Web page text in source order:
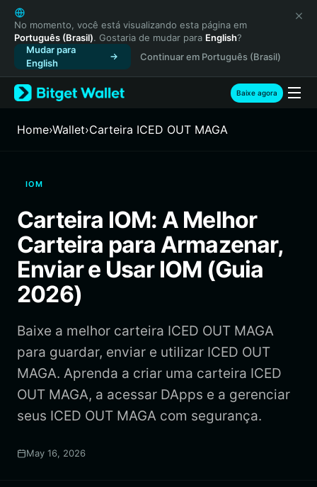
English
日本語
Tiếng Việt
Русский
Español (Latinoamérica)
Türkçe
Français
繁體中文
Bahasa Indonesia
ภาษาไทย
हिन्दी
Español
Português (Brasil)
No momento, você está visualizando esta página em
Português (Brasil). Gostaria de mudar para English?
Mudar para
English
Continuar em Português (Brasil)
Baixe agora
Home›Wallet›Carteira ICED OUT MAGA
IOM
Carteira IOM: A Melhor
Carteira para Armazenar,
Enviar e Usar IOM (Guia
2026)
Baixe a melhor carteira ICED OUT MAGA
para guardar, enviar e utilizar ICED OUT
MAGA. Aprenda a criar uma carteira ICED
OUT MAGA, a acessar DApps e a gerenciar
seus ICED OUT MAGA com segurança.
May 16, 2026